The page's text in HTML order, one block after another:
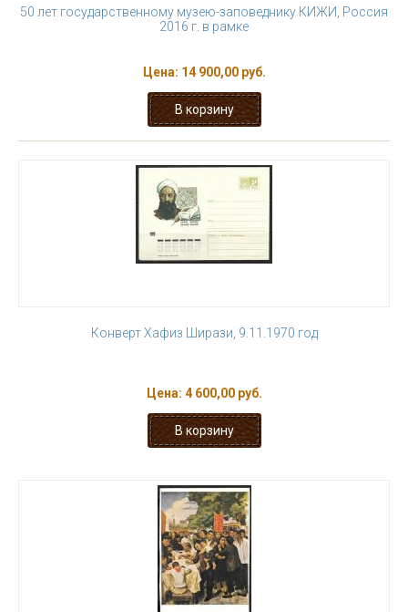
50 лет государственному музею-заповеднику КИЖИ, Россия
2016 г. в рамке
Цена: 14 900,00 руб.
Конверт Хафиз Ширази, 9.11.1970 год
Цена: 4 600,00 руб.